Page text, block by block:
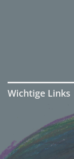
Wichtige Links